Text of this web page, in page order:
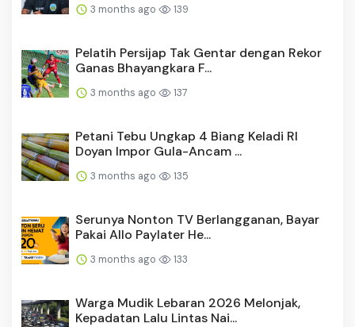
3 months ago 139
Pelatih Persijap Tak Gentar dengan Rekor
Ganas Bhayangkara F...
3 months ago 137
Petani Tebu Ungkap 4 Biang Keladi RI
Doyan Impor Gula-Ancam ...
3 months ago 135
Serunya Nonton TV Berlangganan, Bayar
Pakai Allo Paylater He...
3 months ago 133
Warga Mudik Lebaran 2026 Melonjak,
Kepadatan Lalu Lintas Nai...